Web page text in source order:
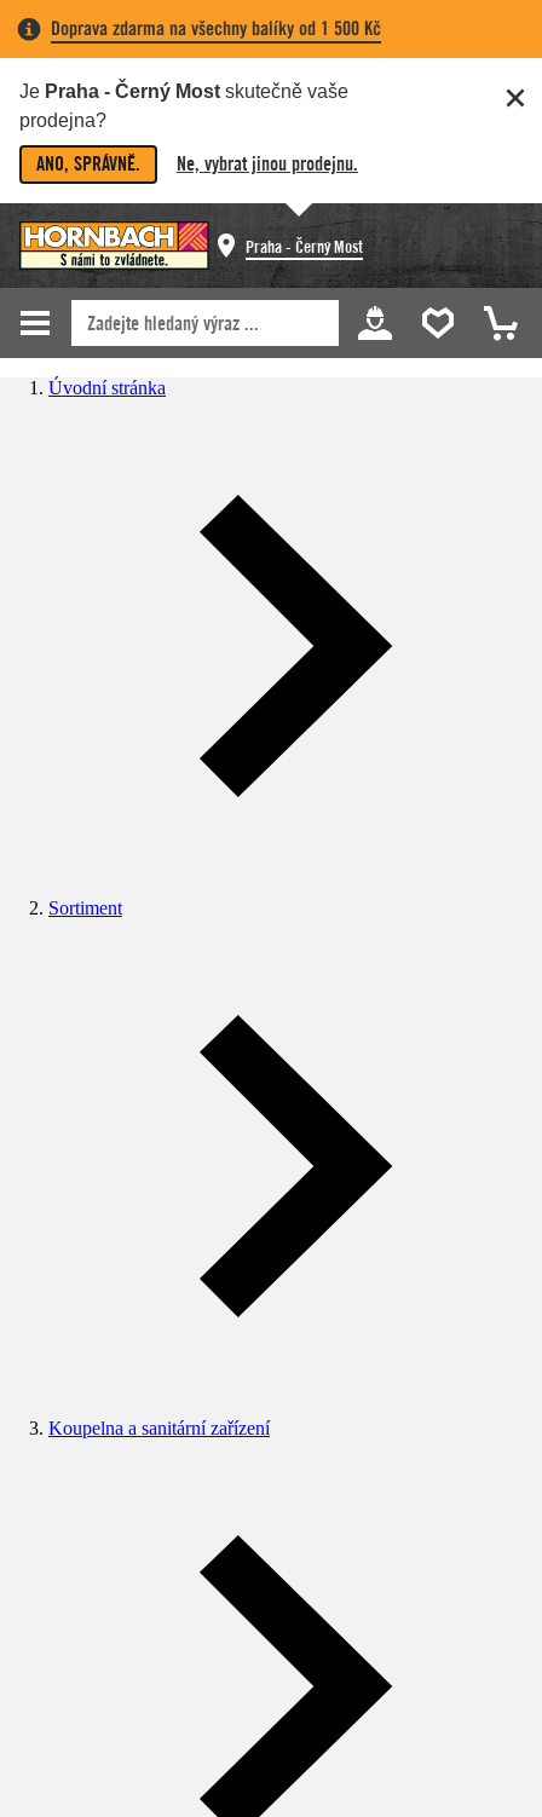
Doprava zdarma na všechny balíky od 1 500 Kč
Je Praha - Černý Most skutečně vaše
prodejna?
ANO, SPRÁVNĚ. Ne, vybrat jinou prodejnu.
Praha - Černý Most
Úvodní stránka
Sortiment
Koupelna a sanitární zařízení